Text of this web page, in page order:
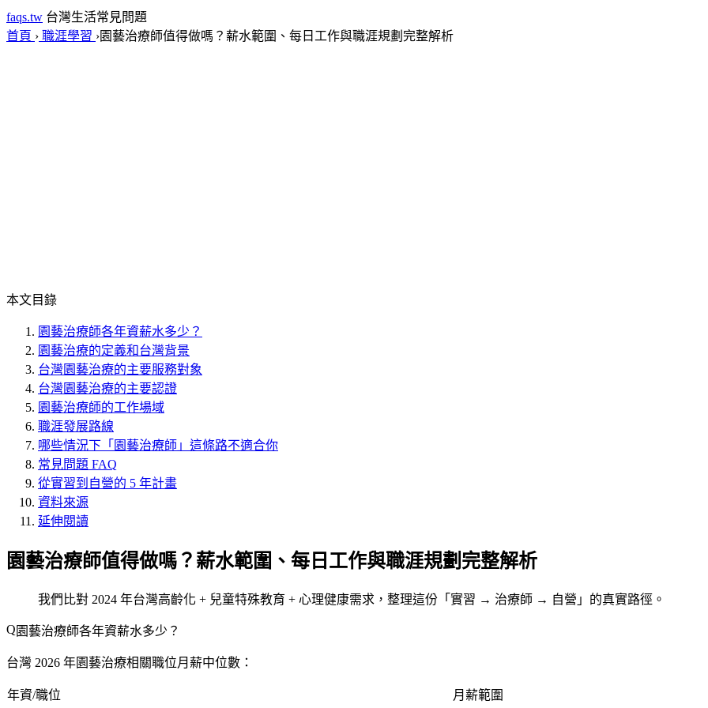
faqs.tw 台灣生活常見問題
首頁 › 職涯學習 ›園藝治療師值得做嗎？薪水範圍、每日工作與職涯規劃完整解析
本文目錄
園藝治療師各年資薪水多少？
園藝治療的定義和台灣背景
台灣園藝治療的主要服務對象
台灣園藝治療的主要認證
園藝治療師的工作場域
職涯發展路線
哪些情況下「園藝治療師」這條路不適合你
常見問題 FAQ
從實習到自營的 5 年計畫
資料來源
延伸閱讀
園藝治療師值得做嗎？薪水範圍、每日工作與職涯規劃完整解析
我們比對 2024 年台灣高齡化 + 兒童特殊教育 + 心理健康需求，整理這份「實習 → 治療師 → 自營」的真實路徑。
園藝治療師各年資薪水多少？
台灣 2026 年園藝治療相關職位月薪中位數：
年資/職位
月薪範圍